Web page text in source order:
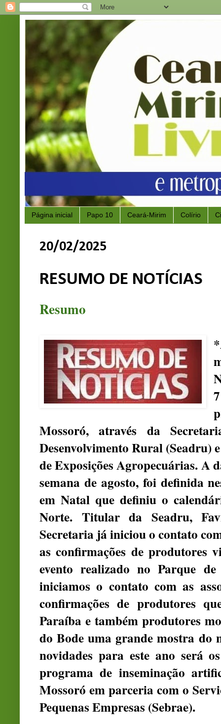
Página inicial Papo 10 Ceará-Mirim Colírio
20/02/2025
RESUMO DE NOTÍCIAS
Resumo
Mossoró, através da
Desenvolvimento Rural (Seadru)
de Exposições Agropecuárias. A
semana de agosto, foi definida
em Natal que definiu o
Norte. Titular da Seadru,
Secretaria já iniciou o contato
as confirmações de produtores
evento realizado no Parque
iniciamos o contato com as
confirmações de produtores
Paraíba e também produtores
do Bode uma grande mostra do
novidades para este ano será
programa de inseminação
Mossoró em parceria com o
Pequenas Empresas (Sebrae).